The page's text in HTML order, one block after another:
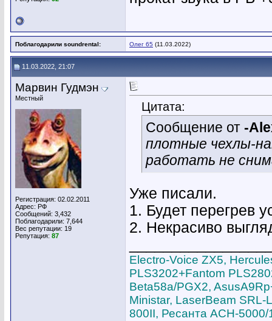
Поблагодарили soundrental: Олег 65 (11.03.2022)
11.03.2022, 21:07
Марвин Гудмэн
Местный
Регистрация: 02.02.2011
Адрес: РФ
Сообщений: 3,432
Поблагодарили: 7,644
Вес репутации: 19
Репутация: 87
Цитата:
Сообщение от -
плотные чехлы-
работать не
Уже писали.
1. Будет перегрев
2. Некрасиво
Electro-Voice ZX5,
PLS3202+Fantom
Beta58a/PGX2,
Ministar, LaserBeam SRL-
800II, Ресанта АСН-5000/